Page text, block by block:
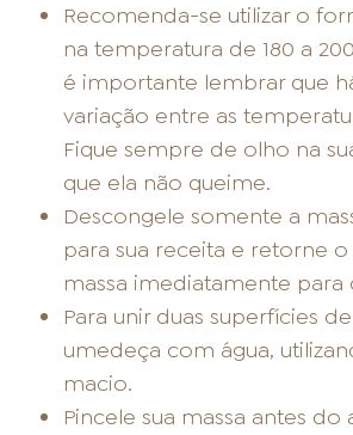
Recomenda-se utilizar o
na temperatura de 180 a
é importante lembrar que
variação entre as
Fique sempre de olho na
que ela não queime.
Descongele somente a
para sua receita e retorne
massa imediatamente para
Para unir duas superfícies
umedeça com água,
macio.
Pincele sua massa antes do